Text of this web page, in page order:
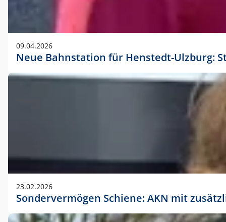
09.04.2026
Neue Bahnstation für Henstedt-Ulzburg:
23.02.2026
Sondervermögen Schiene: AKN mit